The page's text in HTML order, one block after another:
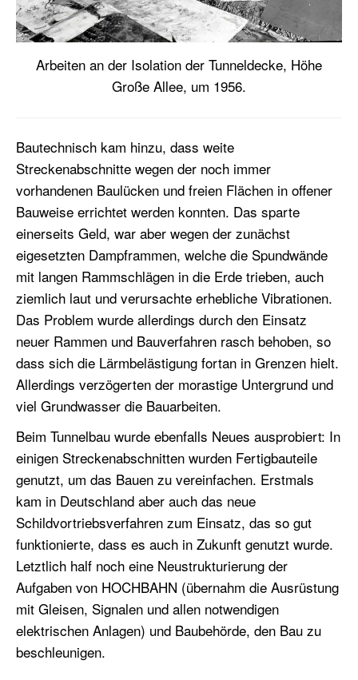
Arbeiten an der Isolation der Tunneldecke, Höhe
Große Allee, um 1956.
Bautechnisch kam hinzu, dass weite
Streckenabschnitte wegen der noch immer
vorhandenen Baulücken und freien Flächen in offener
Bauweise errichtet werden konnten. Das sparte
einerseits Geld, war aber wegen der zunächst
eigesetzten Dampframmen, welche die Spundwände
mit langen Rammschlägen in die Erde trieben, auch
ziemlich laut und verursachte erhebliche Vibrationen.
Das Problem wurde allerdings durch den Einsatz
neuer Rammen und Bauverfahren rasch behoben, so
dass sich die Lärmbelästigung fortan in Grenzen hielt.
Allerdings verzögerten der morastige Untergrund und
viel Grundwasser die Bauarbeiten.
Beim Tunnelbau wurde ebenfalls Neues ausprobiert: In
einigen Streckenabschnitten wurden Fertigbauteile
genutzt, um das Bauen zu vereinfachen. Erstmals
kam in Deutschland aber auch das neue
Schildvortriebsverfahren zum Einsatz, das so gut
funktionierte, dass es auch in Zukunft genutzt wurde.
Letztlich half noch eine Neustrukturierung der
Aufgaben von HOCHBAHN (übernahm die Ausrüstung
mit Gleisen, Signalen und allen notwendigen
elektrischen Anlagen) und Baubehörde, den Bau zu
beschleunigen.